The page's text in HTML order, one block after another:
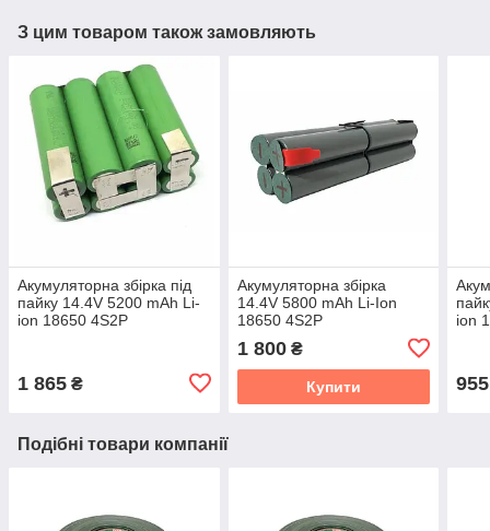
З цим товаром також замовляють
Акумуляторна збірка під
пайку 14.4V 5200 mAh Li-
ion 18650 4S2P
1 865 ₴
Акумуляторна збірка
14.4V 5800 mAh Li-Ion
18650 4S2P
1 800₴
Купити
ion
955
Подібні товари компанії